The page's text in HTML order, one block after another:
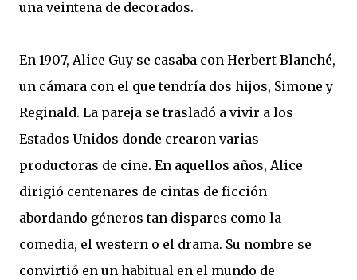
una veintena de decorados.
En 1907, Alice Guy se casaba con Herbert Blanché,
un cámara con el que tendría dos hijos, Simone y
Reginald. La pareja se trasladó a vivir a los
Estados Unidos donde crearon varias
productoras de cine. En aquellos años, Alice
dirigió centenares de cintas de ficción
abordando géneros tan dispares como la
comedia, el western o el drama. Su nombre se
convirtió en un habitual en el mundo de